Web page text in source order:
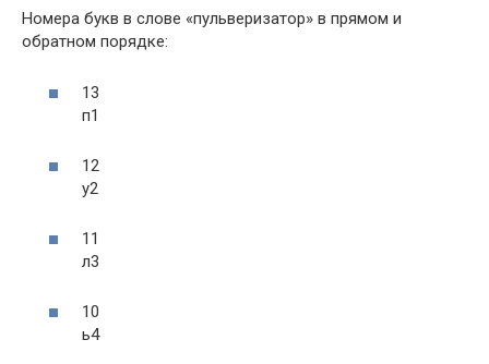
Номера букв в слове «пульверизатор» в прямом и
обратном порядке:
13
п1
12
у2
11
л3
10
ь4